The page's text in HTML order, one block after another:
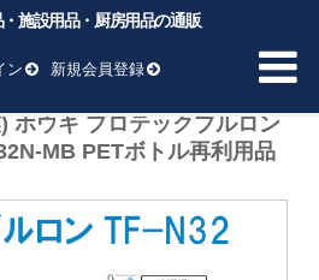
施設用品・厨房用品の通販
ン 新規会員登録
>清掃用品>掃く>CONDOR(山崎
ロンTF－N３２ C293-032N-MB PETボ
ホウキ プロテックブルロン
MB PETボトル再利用品